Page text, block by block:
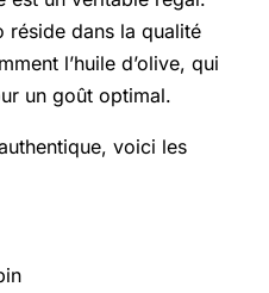
réside dans la qualité
l’huile d’olive, qui
un goût optimal.
voici les